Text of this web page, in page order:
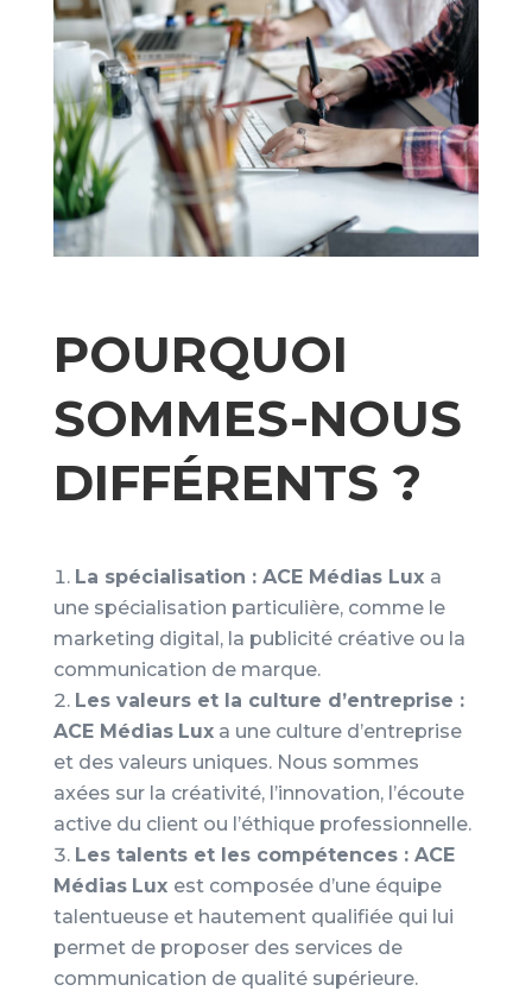
POURQUOI
SOMMES-NOUS
DIFFÉRENTS ?
La spécialisation : ACE Médias Lux a
une spécialisation particulière, comme le
marketing digital, la publicité créative ou la
communication de marque.
Les valeurs et la culture d’entreprise :
ACE Médias Luxa une culture d’entreprise
et des valeurs uniques. Nous sommes
axées sur la créativité, l’innovation, l’écoute
active du client ou l’éthique professionnelle.
Les talents et les compétences : ACE
Médias Lux est composée d’une équipe
talentueuse et hautement qualifiée qui lui
permet de proposer des services de
communication de qualité supérieure.